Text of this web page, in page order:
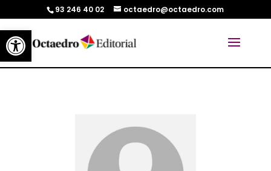
Abrir barra de herramientas
93 246 40 02 octaedro@octaedro.com